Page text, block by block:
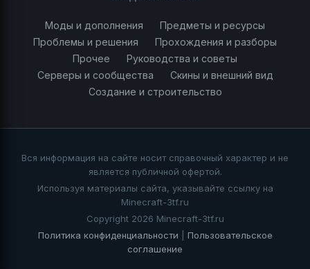
Моды и дополнения
Предметы и ресурсы
Проблемы и решения
Прохождения и разборы
Прочее
Руководства и советы
Серверы и сообщества
Скины и внешний вид
Создание и строительство
Вся информация на сайте носит справочный характер и не
является публичной офертой.
Используя материалы сайта, указывайте ссылку на
Minecraft-3tf.ru
Copyright 2026 Minecraft-3tf.ru
Политика конфиденциальности
Пользовательское
соглашение